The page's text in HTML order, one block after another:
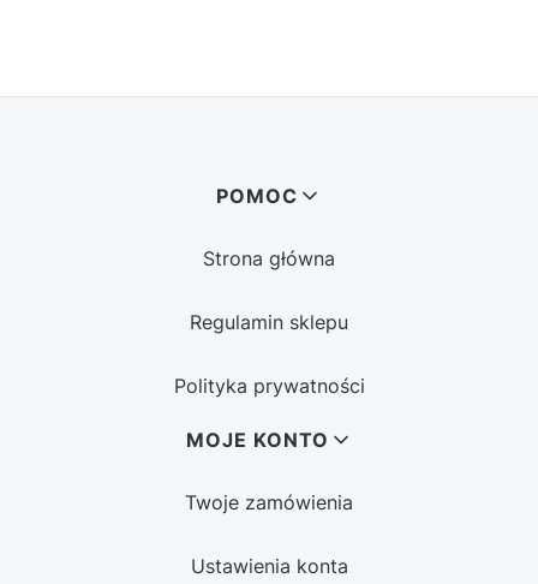
POMOC
Strona główna
Regulamin sklepu
Polityka prywatności
MOJE KONTO
Twoje zamówienia
Ustawienia konta